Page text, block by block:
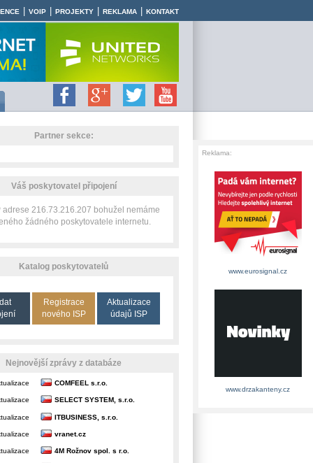
VOIP PROJEKTY REKLAMA KONTAKT
Partner sekce:
Váš poskytovatel připojení
adrese 216.73.216.207 bohužel nemáme
žádného poskytovatele internetu.
Katalog poskytovatelů
Registrace
nového ISP
Aktualizace
údajů ISP
Nejnovější zprávy z databáze
COMFEEL s.r.o.
SELECT SYSTEM, s.r.o.
ITBUSINESS, s.r.o.
vranet.cz
4M Rožnov spol. s r.o.
Reklama:
www.eurosignal.cz
www.drzakanteny.cz